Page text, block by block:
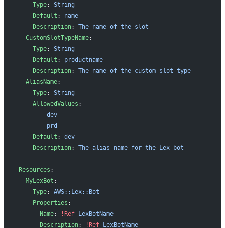
    Type
: String
    Default
: name
    Description
: The name of the slot
  CustomSlotTypeName
:
    Type
: String
    Default
: productname
    Description
: The name of the custom slot type
  AliasName
:
    Type
: String
    AllowedValues
:
      -
dev
      -
prd
    Default
: dev
    Description
: The alias name for the Lex bot
Resources :
  MyLexBot
:
    Type
: AWS::Lex::Bot
    Properties
:
      Name
: !Ref LexBotName
      Description
: !Ref LexBotName